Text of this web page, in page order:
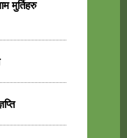
मुर्तिहरु